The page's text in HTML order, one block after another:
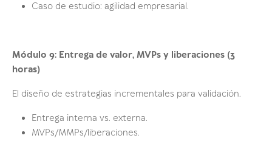
Caso de estudio: agilidad empresarial.
Módulo 9: Entrega de valor, MVPs y liberaciones (3
horas)
El diseño de estrategias incrementales para validación.
Entrega interna vs. externa.
MVPs/MMPs/liberaciones.